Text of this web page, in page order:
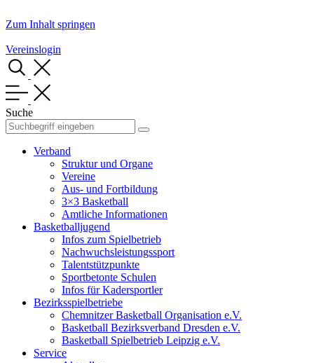
Zum Inhalt springen
Vereinslogin
Suche
Verband
Struktur und Organe
Vereine
Aus- und Fortbildung
3×3 Basketball
Amtliche Informationen
Basketballjugend
Infos zum Spielbetrieb
Nachwuchsleistungssport
Talentstützpunkte
Sportbetonte Schulen
Infos für Kadersportler
Bezirksspielbetriebe
Chemnitzer Basketball Organisation e.V.
Basketball Bezirksverband Dresden e.V.
Basketball Spielbetrieb Leipzig e.V.
Service